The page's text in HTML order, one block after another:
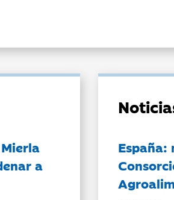
a
España: